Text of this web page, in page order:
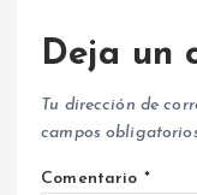
Deja un
Tu dirección de
campos
Comentario *